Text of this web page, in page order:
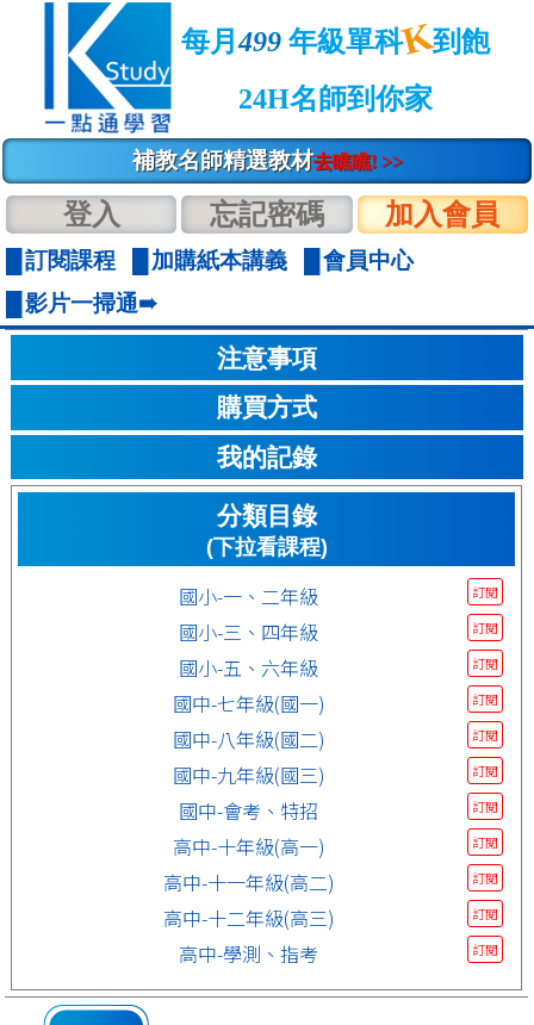
每月499年級單科K到飽
24H名師到你家
補教名師精選教材去瞧瞧! >>
登入 忘記密碼 加入會員
訂閱課程 加購紙本講義
會員中心
影片一掃通➠
注意事項
購買方式
我的記錄
分類目錄
(下拉看課程)
國小-一、二年級 訂閱
國小-三、四年級 訂閱
國小-五、六年級 訂閱
國中-七年級(國一) 訂閱
國中-八年級(國二) 訂閱
國中-九年級(國三) 訂閱
國中-會考、特招 訂閱
高中-十年級(高一) 訂閱
高中-十一年級(高二) 訂閱
高中-十二年級(高三) 訂閱
高中-學測、指考 訂閱